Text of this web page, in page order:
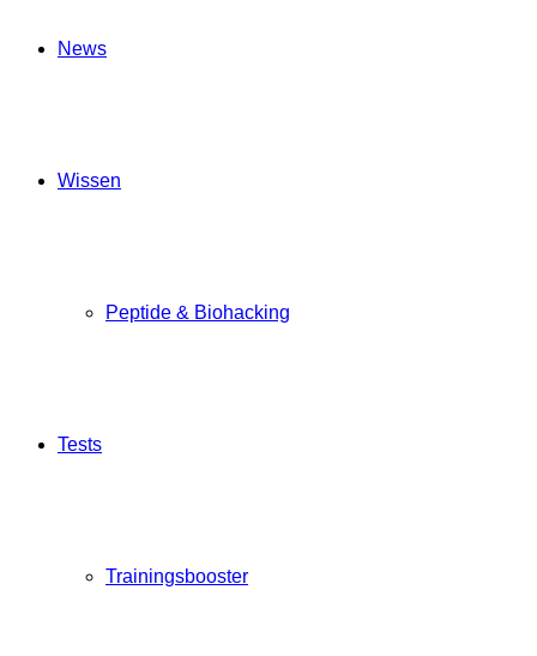
News
Wissen
Peptide & Biohacking
Tests
Trainingsbooster